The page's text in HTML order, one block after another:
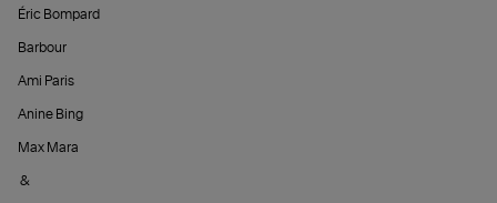
Éric Bompard
Barbour
Ami Paris
Anine Bing
Max Mara
&